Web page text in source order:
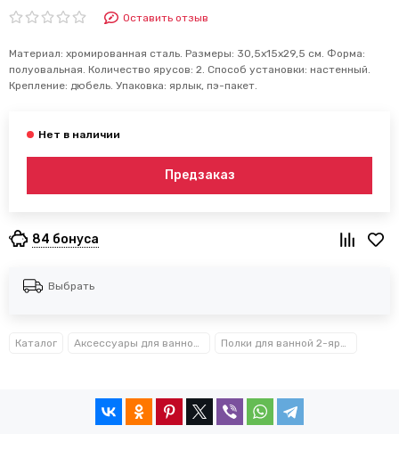
Оставить отзыв
Материал: хромированная сталь. Размеры: 30,5х15х29,5 см. Форма:
полуовальная. Количество ярусов: 2. Способ установки: настенный.
Крепление: дюбель. Упаковка: ярлык, пэ-пакет.
Предзаказ
84 бонуса
Выбрать
Каталог Аксессуары для ванной комнаты TM Besser Полки для ванной 2-ярусные Besser™